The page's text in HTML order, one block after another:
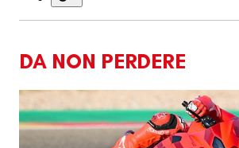
DA NON PERDERE